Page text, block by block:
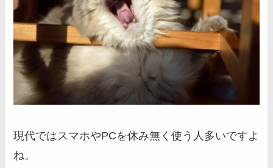
現代ではスマホやPCを休み無く使う人多いですよ
ね。